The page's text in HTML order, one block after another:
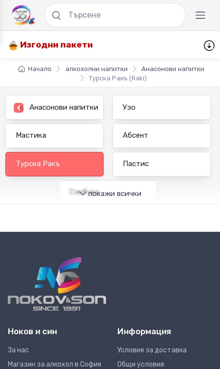
Изгодни пакети
Начало алкохолни напитки
Анасонови напитки
Турска Ракъ (Raki)
Анасонови напитки Узо
Мастика Абсент
Турска Ракъ Пастис
Самбукапокажи всички
Ноков и син
За нас
Магазин за алкохол в София
Информация
Условия за доставка
Общи условия